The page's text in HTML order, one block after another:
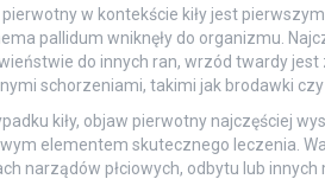
pierwotny w kontekście kiły jest
pallidum wniknęły do organizmu.
do innych ran, wrzód twardy jest
schorzeniami, takimi jak brodawki
kiły, objaw pierwotny najczęściej
elementem skutecznego leczenia.
narządów płciowych, odbytu lub